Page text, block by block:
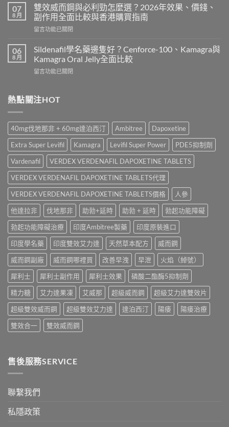
用
嗎？
Cialis
常
副
作
注
項
港
正
貨
購
買
指
南〉
中
而
鋼
香
港
錢
2026
Viagra
多
原
廠
與
學
名
藥
購
買
比
較〉
中
07
8 月
雙效威而鋼與必利勁怎麼選？2026年效果、價錢、
副作用全面比較與香港購買指南
在
效
而
鋼
利
麼
選？
年
效
果、
價
錢、
副
作
用
全
面
比
較
與
香
購
指
南〉
中
留言功能已關閉
06
8 月
Sildenafil學名藥邊隻好？Cenforce-100、Kamagra與
Kamagra Oral Jelly全面比較
在
名
藥
隻
好？
Cenforce-
100、
Kamagra
與
Kamagra
Oral
Jelly
全
面
比
較〉
中
留言功能已關閉
熱點關注HOT
40mg伐地那非 + 60mg達泊西汀 Ambitree
Dapoxetine
Extra Super Levifil
Kamagra Levifil Super Power
PDE5抑制劑
Vardenafil
VERDEX VERDENAFIL DAPOXETINE TABLETS
VERDEX VERDENAFIL DAPOXETINE TABLETS代理
VERDEX VERDENAFIL DAPOXETINE TABLETS價格
人參
他達拉非
伐地那非 助勃+延時 助勃 + 延時
勃起功能障礙
勃起功能障礙治療
印度Ambitree製藥
印度原裝進口
印度學名藥
印度雙效艾力達 天然草本配方
威而鋼
威而鋼副廠
威而鋼哪裡買 改善早洩 早泄
火焰（綽號）
犀利士
犀利士副作用 犀利士效果
磷酸二酯酶5抑制劑
精力糖
艾力達果凍 艾威那 超級威而鋼
超級艾力達雙效片
超級雙效威而鋼
超級雙效艾力達 達泊西汀 陽痿
陽痿治療
雙效合一
雙效威而鋼
售後服務SERVICE
聯繫我們
私隱政策